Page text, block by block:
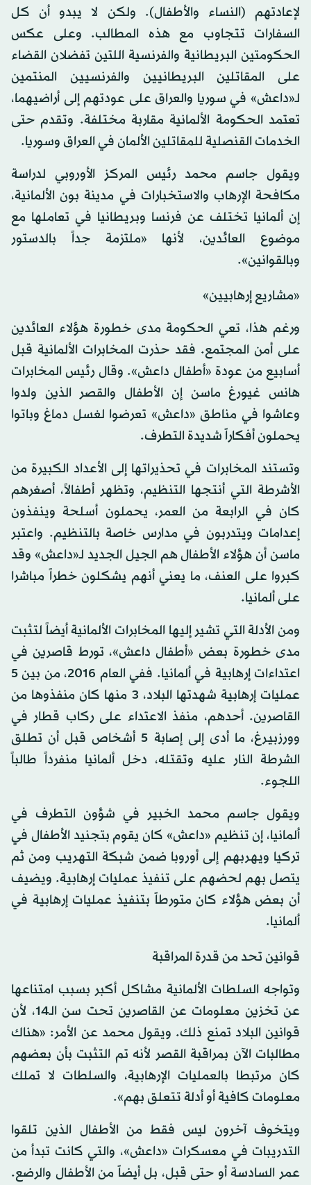
لإعادتهم (النساء والأطفال). ولكن لا يبدو أن كل
السفارات تتجاوب مع هذه المطالب. وعلى عكس
الحكومتين البريطانية والفرنسية اللتين تفضلان القضاء
على المقاتلين البريطانيين والفرنسيين المنتمين
لـ«داعش» في سوريا والعراق على عودتهم إلى أراضيهما،
تعتمد الحكومة الألمانية مقاربة مختلفة. وتقدم حتى
الخدمات القنصلية للمقاتلين الألمان في العراق وسوريا.
ويقول جاسم محمد رئيس المركز الأوروبي لدراسة
مكافحة الإرهاب والاستخبارات في مدينة بون الألمانية،
إن ألمانيا تختلف عن فرنسا وبريطانيا في تعاملها مع
موضوع العائدين، لأنها «ملتزمة جداً بالدستور
وبالقوانين».
«مشاريع إرهابيين»
ورغم هذا، تعي الحكومة مدى خطورة هؤلاء العائدين
على أمن المجتمع. فقد حذرت المخابرات الألمانية قبل
أسابيع من عودة «أطفال داعش». وقال رئيس المخابرات
هانس غيورغ ماسن إن الأطفال والقصر الذين ولدوا
وعاشوا في مناطق «داعش» تعرضوا لغسل دماغ وباتوا
يحملون أفكاراً شديدة التطرف.
وتستند المخابرات في تحذيراتها إلى الأعداد الكبيرة من
الأشرطة التي أنتجها التنظيم، وتظهر أطفالاً، أصغرهم
كان في الرابعة من العمر، يحملون أسلحة وينفذون
إعدامات ويتدربون في مدارس خاصة بالتنظيم. واعتبر
ماسن أن هؤلاء الأطفال هم الجيل الجديد لـ«داعش» وقد
كبروا على العنف، ما يعني أنهم يشكلون خطراً مباشرا
على ألمانيا.
ومن الأدلة التي تشير إليها المخابرات الألمانية أيضاً لتثبت
مدى خطورة بعض «أطفال داعش»، تورط قاصرين في
اعتداءات إرهابية في ألمانيا. ففي العام 2016، من بين 5
عمليات إرهابية شهدتها البلاد، 3 منها كان منفذوها من
القاصرين. أحدهم، منفذ الاعتداء على ركاب قطار في
وورزبيرغ، ما أدى إلى إصابة 5 أشخاص قبل أن تطلق
الشرطة النار عليه وتقتله، دخل ألمانيا منفرداً طالباً
اللجوء.
ويقول جاسم محمد الخبير في شؤون التطرف في
ألمانيا، إن تنظيم «داعش» كان يقوم بتجنيد الأطفال في
تركيا ويهربهم إلى أوروبا ضمن شبكة التهريب ومن ثم
يتصل بهم لحضهم على تنفيذ عمليات إرهابية. ويضيف
أن بعض هؤلاء كان متورطاً بتنفيذ عمليات إرهابية في
ألمانيا.
قوانين تحد من قدرة المراقبة
وتواجه السلطات الألمانية مشاكل أكبر بسبب امتناعها
عن تخزين معلومات عن القاصرين تحت سن الـ14، لأن
قوانين البلاد تمنع ذلك. ويقول محمد عن الأمر: «هناك
مطالبات الآن بمراقبة القصر لأنه تم التثبت بأن بعضهم
كان مرتبطا بالعمليات الإرهابية، والسلطات لا تملك
معلومات كافية أو أدلة تتعلق بهم».
ويتخوف آخرون ليس فقط من الأطفال الذين تلقوا
التدريبات في معسكرات «داعش»، والتي كانت تبدأ من
عمر السادسة أو حتى قبل، بل أيضاً من الأطفال والرضع.